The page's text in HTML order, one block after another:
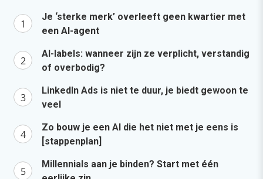
Je ‘sterke merk’ overleeft geen kwartier met
een AI-agent
AI-labels: wanneer zijn ze verplicht, verstandig
of overbodig?
LinkedIn Ads is niet te duur, je biedt gewoon te
veel
Zo bouw je een AI die het niet met je eens is
[stappenplan]
Millennials aan je binden? Start met één